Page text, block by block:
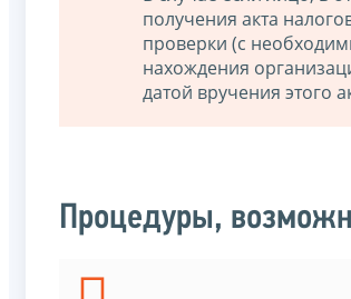
получения акта
проверки (с
нахождения
датой вручения этого
Процедуры,